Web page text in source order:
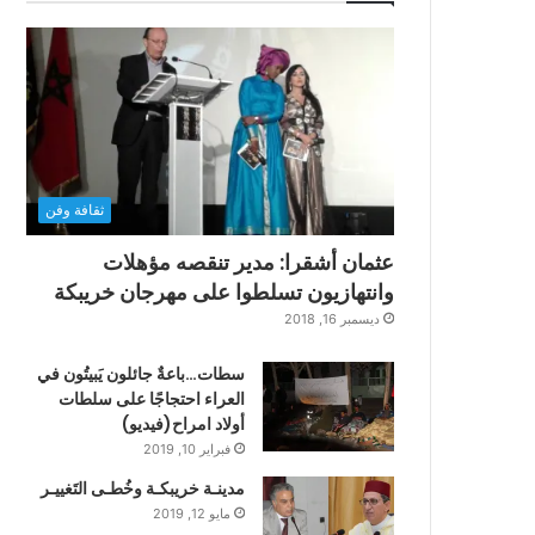
ثقافة وفن
عثمان أشقرا: مدير تنقصه مؤهلات
وانتهازيون تسلطوا على مهرجان خريبكة
ديسمبر 16, 2018
سطات…باعةٌ جائلون يَبيتُون في
العراء احتجاجًا على سلطات
أولاد امراح(فيديو)
فبراير 10, 2019
مدينـة خريبكـة وخُطـى التَغييـر
مايو 12, 2019